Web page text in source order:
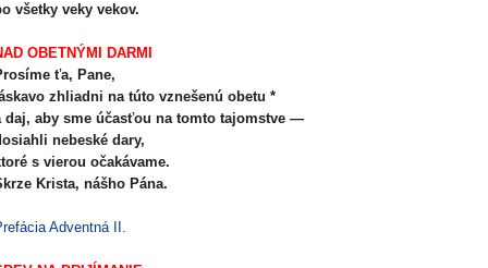
všetky veky vekov.
OBETNÝMI DARMI
ťa, Pane,
zhliadni na túto vznešenú obetu *
daj, aby sme účasťou na tomto tajomstve —
nebeské dary,
s vierou očakávame.
Krista, nášho Pána.
Adventná II.